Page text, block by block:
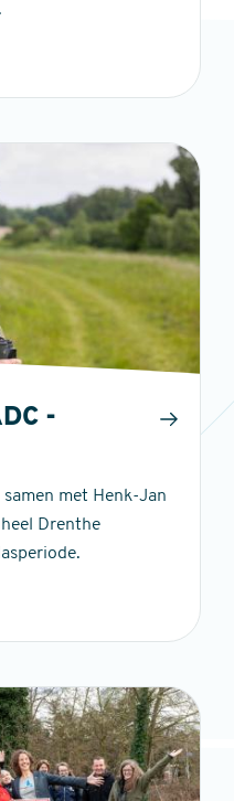
-
met Henk-Jan
Drenthe